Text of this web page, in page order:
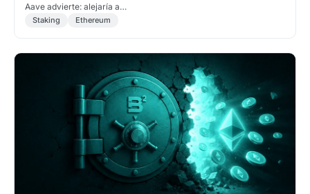
Aave advierte: alejaría a…
Staking Ethereum